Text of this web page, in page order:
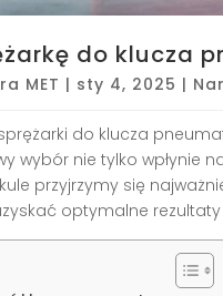
do klucza
MET | sty 4, 2025 |
do klucza
wybór nie tylko wpłynie
przyjrzymy się
optymalne